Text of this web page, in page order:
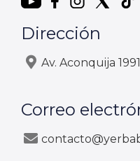
Dirección
Av. Aconquija 1991
Correo